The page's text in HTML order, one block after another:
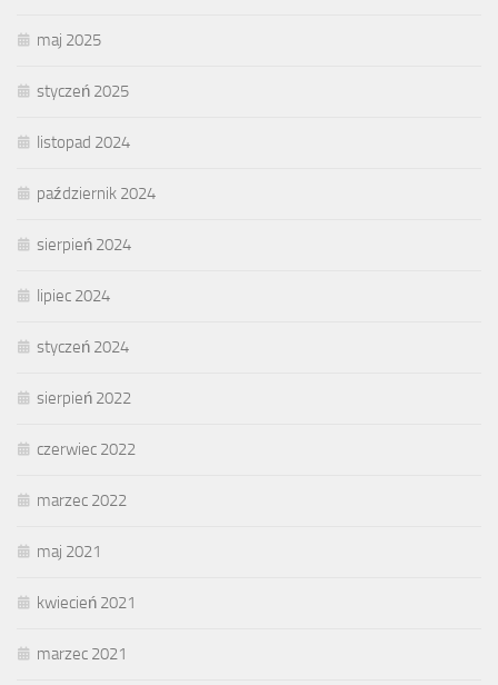
maj 2025
styczeń 2025
listopad 2024
październik 2024
sierpień 2024
lipiec 2024
styczeń 2024
sierpień 2022
czerwiec 2022
marzec 2022
maj 2021
kwiecień 2021
marzec 2021